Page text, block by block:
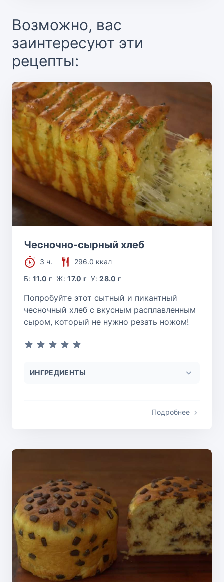
Возможно, вас
заинтересуют эти
рецепты:
Чесночно-сырный хлеб
3 ч.
296.0 ккал
Б:11.0 г Ж:17.0 г У:28.0 г
Попробуйте этот сытный и пикантный
чесночный хлеб с вкусным расплавленным
сыром, который не нужно резать ножом!
ИНГРЕДИЕНТЫ
Подробнее